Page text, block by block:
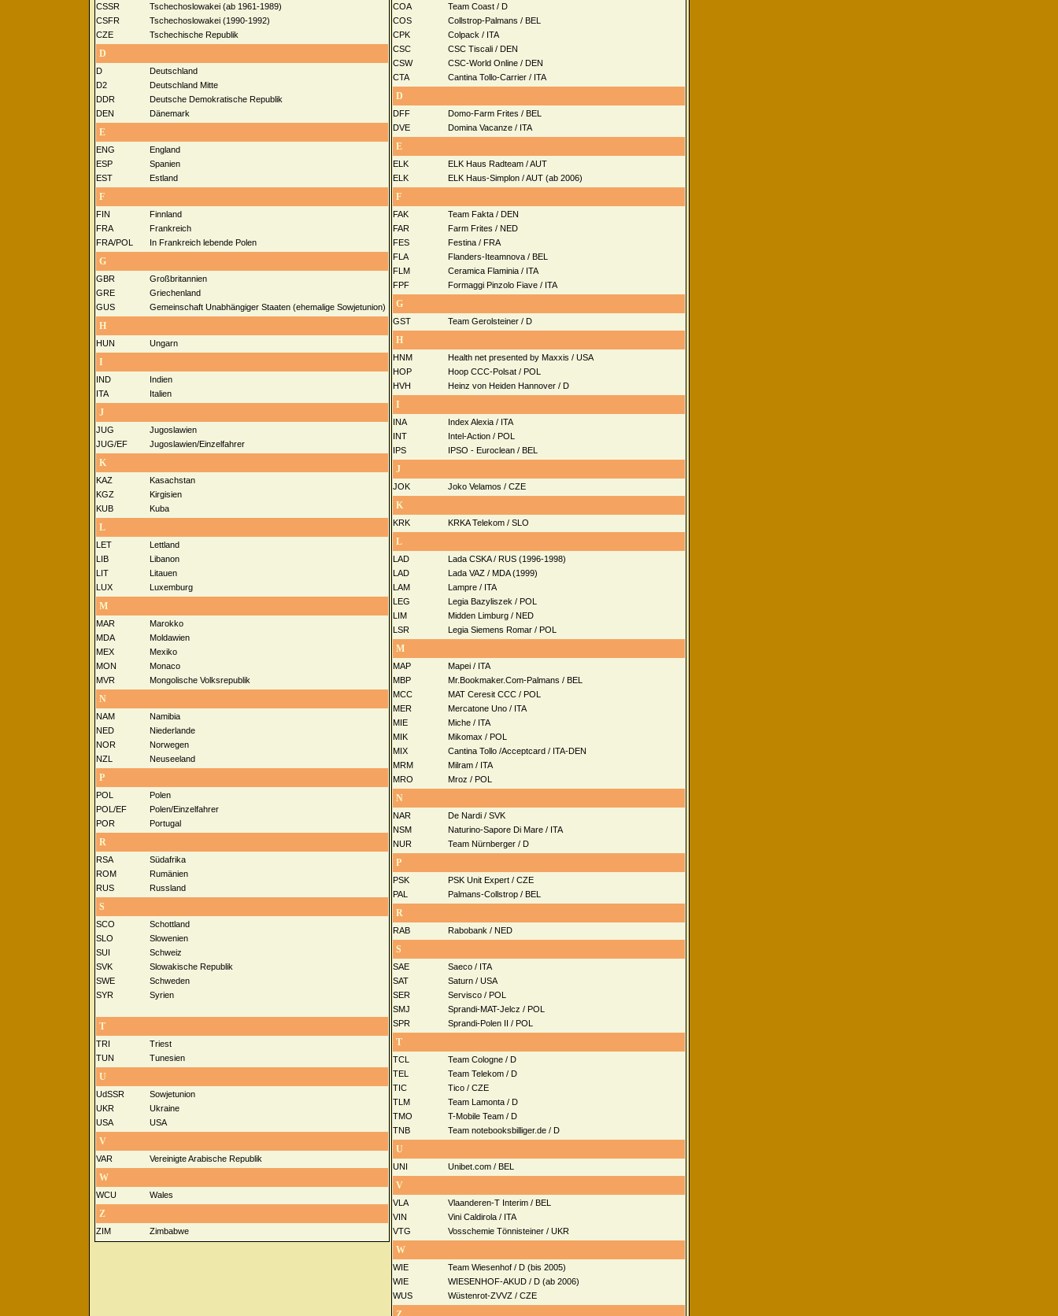
CSSR
Tschechoslowakei (ab 1961-1989)
CSFR
Tschechoslowakei (1990-1992)
CZE
Tschechische Republik
D
D
Deutschland
D2
Deutschland Mitte
DDR
Deutsche Demokratische Republik
DEN
Dänemark
E
ENG
England
ESP
Spanien
EST
Estland
F
FIN
Finnland
FRA
Frankreich
FRA/POL
In Frankreich lebende Polen
G
GBR
Großbritannien
GRE
Griechenland
GUS
Gemeinschaft Unabhängiger Staaten (ehemalige Sowjetunion)
H
HUN Ungarn
I
IND
Indien
ITA
Italien
J
JUG
Jugoslawien
JUG/EF
Jugoslawien/Einzelfahrer
K
KAZ
Kasachstan
KGZ
Kirgisien
KUB
Kuba
L
LET
Lettland
LIB
Libanon
LIT
Litauen
LUX
Luxemburg
M
MAR
Marokko
MDA
Moldawien
MEX
Mexiko
MON
Monaco
MVR
Mongolische Volksrepublik
N
NAM
Namibia
NED
Niederlande
NOR
Norwegen
NZL
Neuseeland
P
POL
Polen
POL/EF
Polen/Einzelfahrer
POR
Portugal
R
RSA
Südafrika
ROM
Rumänien
RUS
Russland
S
SCO
Schottland
SLO
Slowenien
SUI
Schweiz
SVK
Slowakische Republik
SWE
Schweden
SYR
Syrien
T
TRI
Triest
TUN
Tunesien
U
UdSSR
Sowjetunion
UKR
Ukraine
USA
USA
V
VAR Vereinigte Arabische Republik
W
WCU Wales
Z
ZIM Zimbabwe
COA
Team Coast / D
COS
Collstrop-Palmans / BEL
CPK
Colpack / ITA
CSC
CSC Tiscali / DEN
CSW
CSC-World Online / DEN
CTA
Cantina Tollo-Carrier / ITA
D
DFF
Domo-Farm Frites / BEL
DVE
Domina Vacanze / ITA
E
ELK
ELK Haus Radteam / AUT
ELK
ELK Haus-Simplon / AUT (ab 2006)
F
FAK
Team Fakta / DEN
FAR
Farm Frites / NED
FES
Festina / FRA
FLA
Flanders-Iteamnova / BEL
FLM
Ceramica Flaminia / ITA
FPF
Formaggi Pinzolo Fiave / ITA
G
GST Team Gerolsteiner / D
H
HNM
Health net presented by Maxxis / USA
HOP
Hoop CCC-Polsat / POL
HVH
Heinz von Heiden Hannover / D
I
INA
Index Alexia / ITA
INT
Intel-Action / POL
IPS
IPSO - Euroclean / BEL
J
JOK Joko Velamos / CZE
K
KRK KRKA Telekom / SLO
L
LAD
Lada CSKA / RUS (1996-1998)
LAD
Lada VAZ / MDA (1999)
LAM
Lampre / ITA
LEG
Legia Bazyliszek / POL
LIM
Midden Limburg / NED
LSR
Legia Siemens Romar / POL
M
MAP
Mapei / ITA
MBP
Mr.Bookmaker.Com-Palmans / BEL
MCC
MAT Ceresit CCC / POL
MER
Mercatone Uno / ITA
MIE
Miche / ITA
MIK
Mikomax / POL
MIX
Cantina Tollo /Acceptcard / ITA-DEN
MRM
Milram / ITA
MRO
Mroz / POL
N
NAR
De Nardi / SVK
NSM
Naturino-Sapore Di Mare / ITA
NUR
Team Nürnberger / D
P
PSK
PSK Unit Expert / CZE
PAL
Palmans-Collstrop / BEL
R
RAB Rabobank / NED
S
SAE
Saeco / ITA
SAT
Saturn / USA
SER
Servisco / POL
SMJ
Sprandi-MAT-Jelcz / POL
SPR
Sprandi-Polen II / POL
T
TCL
Team Cologne / D
TEL
Team Telekom / D
TIC
Tico / CZE
TLM
Team Lamonta / D
TMO
T-Mobile Team / D
TNB
Team notebooksbilliger.de / D
U
UNI Unibet.com / BEL
V
VLA
Vlaanderen-T Interim / BEL
VIN
Vini Caldirola / ITA
VTG
Vosschemie Tönnisteiner / UKR
W
WIE
Team Wiesenhof / D (bis 2005)
WIE
WIESENHOF-AKUD / D (ab 2006)
WUS
Wüstenrot-ZVVZ / CZE